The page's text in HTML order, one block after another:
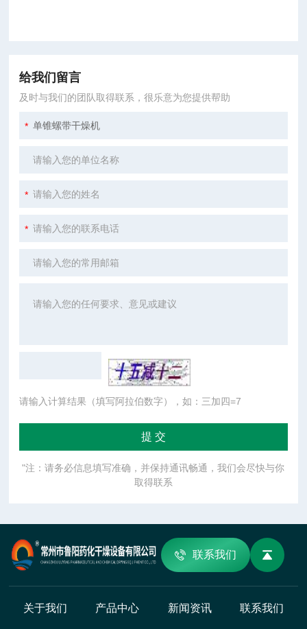
给我们留言
及时与我们的团队取得联系，很乐意为您提供帮助
请输入计算结果（填写阿拉伯数字），如：三加四=7
"注：请务必信息填写准确，并保持通讯畅通，我们会尽快与你
取得联系
联系我们
关于我们 产品中心 新闻资讯 联系我们